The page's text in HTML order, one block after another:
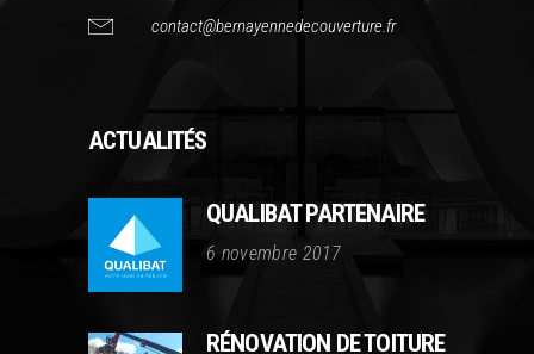
contact@bernayennedecouverture.fr
ACTUALITÉS
QUALIBAT PARTENAIRE
6 novembre 2017
RÉNOVATION DE TOITURE